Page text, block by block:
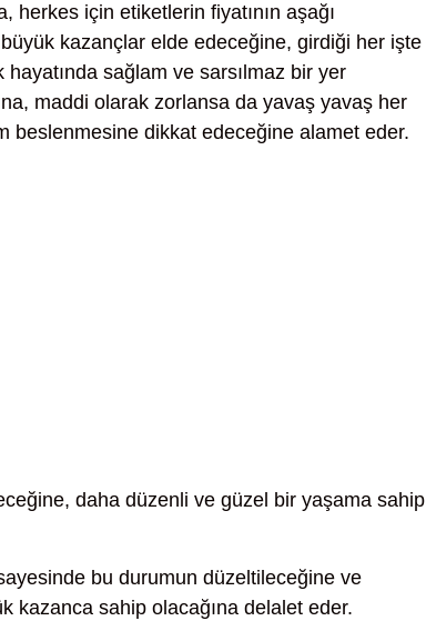
herkes için etiketlerin fiyatının aşağı
büyük kazançlar elde edeceğine, girdiği her işte
hayatında sağlam ve sarsılmaz bir yer
maddi olarak zorlansa da yavaş yavaş her
beslenmesine dikkat edeceğine alamet eder.
daha düzenli ve güzel bir yaşama sahip
bu durumun düzeltileceğine ve
kazanca sahip olacağına delalet eder.